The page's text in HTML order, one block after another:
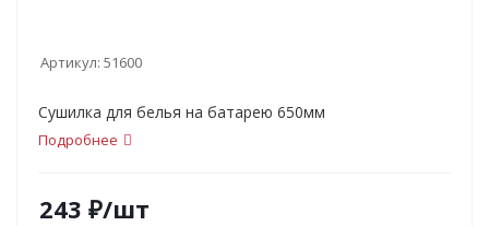
Артикул: 51600
Сушилка для белья на батарею 650мм
Подробнее
243 ₽/шт